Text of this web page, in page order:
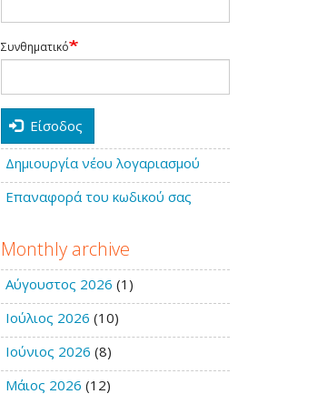
Συνθηματικό
Είσοδος
Δημιουργία νέου λογαριασμού
Επαναφορά του κωδικού σας
Monthly archive
Αύγουστος 2026 (1)
Ιούλιος 2026 (10)
Ιούνιος 2026 (8)
Μάιος 2026 (12)